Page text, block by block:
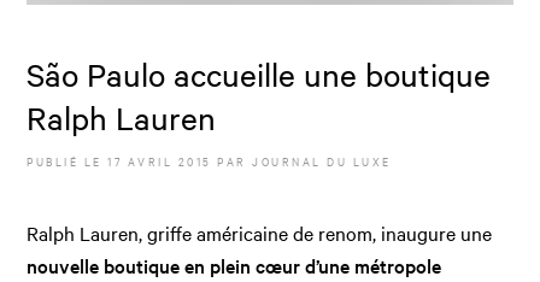
São Paulo accueille une boutique
Ralph Lauren
PUBLIÉ LE17 AVRIL 2015 PAR JOURNAL DU LUXE
Ralph Lauren, griffe américaine de renom, inaugure une
nouvelle boutique en plein cœur d’une métropole